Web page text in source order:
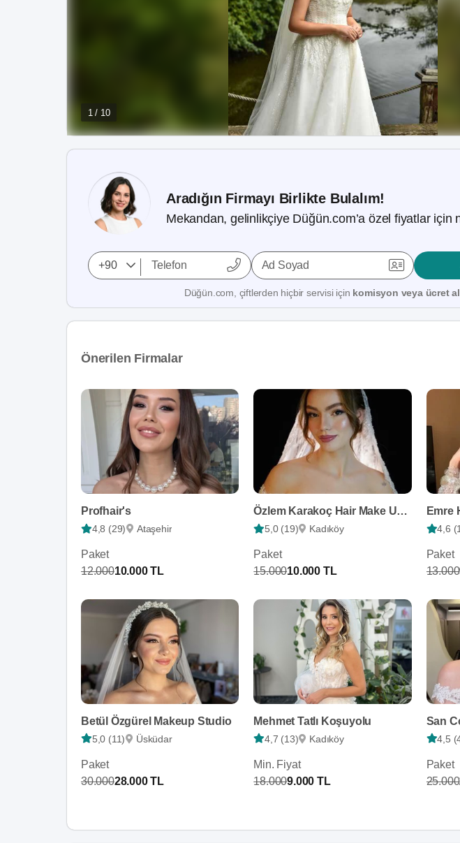
1 / 10
Aradığın Firmayı Birlikte Bulalım!
Mekandan, gelinlikçiye Düğün.com’a özel fiyatlar için
Ad Soyad
Düğün.com, çiftlerden hiçbir servisi için komisyon veya ücret
Önerilen Firmalar
Profhair's
4,8 (29) Ataşehir
Paket
12.00010.000 TL
Özlem Karakoç Hair Make Up Artist
5,0 (19) Kadıköy
Paket
15.00010.000 TL
Emre
4,6
Paket
13.000
Betül Özgürel Makeup Studio
5,0 (11) Üsküdar
Paket
30.00028.000 TL
Mehmet Tatlı Koşuyolu
4,7 (13) Kadıköy
Min. Fiyat
18.0009.000 TL
San
4,5
Paket
25.000